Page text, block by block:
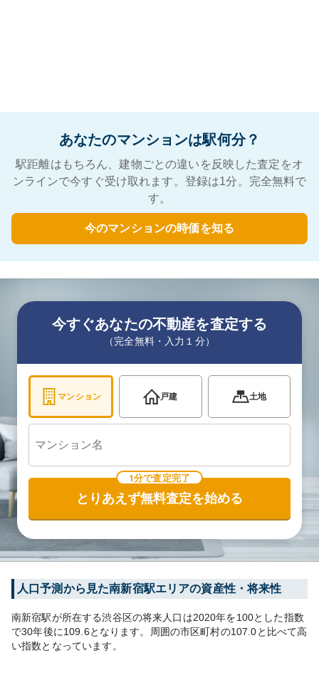
あなたのマンションは駅何分？
駅距離はもちろん、建物ごとの違いを反映した査定をオ
ンラインで今すぐ受け取れます。登録は1分。完全無料で
す。
今のマンションの時価を知る
今すぐあなたの不動産を査定する
（完全無料・入力１分）
マンション 戸建 土地
1分で査定完了
とりあえず無料査定を始める
人口予測から見た南新宿駅エリアの資産性・将来性
南新宿駅が所在する渋谷区の将来人口は2020年を100とした指数
で30年後に109.6となります。 周囲の市区町村の107.0と比べて高
い指数となっています。